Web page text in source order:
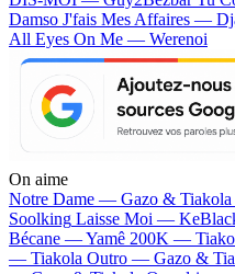
Damso J'fais Mes Affaires —
All Eyes On Me — Werenoi
On aime
Notre Dame — Gazo & Tiakola
Soolking Laisse Moi —
Bécane —Yamê 200K —
— Tiakola Outro — Gazo &